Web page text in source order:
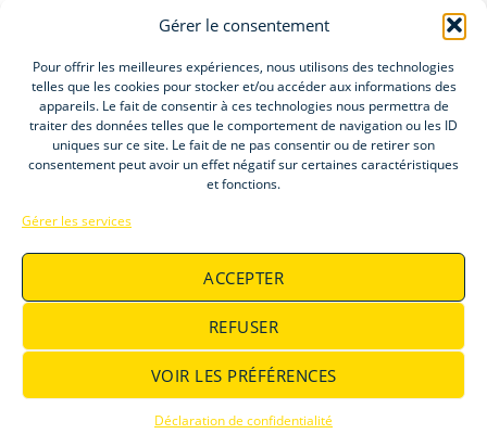
Gérer le consentement
Pour offrir les meilleures expériences, nous utilisons des technologies
telles que les cookies pour stocker et/ou accéder aux informations des
appareils. Le fait de consentir à ces technologies nous permettra de
traiter des données telles que le comportement de navigation ou les ID
uniques sur ce site. Le fait de ne pas consentir ou de retirer son
consentement peut avoir un effet négatif sur certaines caractéristiques
et fonctions.
Gérer les services
ACCEPTER
REFUSER
VOIR LES PRÉFÉRENCES
Déclaration de confidentialité
Accueil
Groupe Elitys
Offres d’emploi
Mentions Légales
CGU
Politique de confidentialité